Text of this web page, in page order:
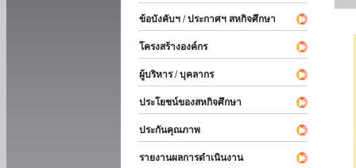
ข้อบังคับฯ / ประกาศฯ สหกิจศึกษา
โครงสร้างองค์กร
ผู้บริหาร / บุคลากร
ประโยชน์ของสหกิจศึกษา
ประกันคุณภาพ
รายงานผลการดำเนินงาน